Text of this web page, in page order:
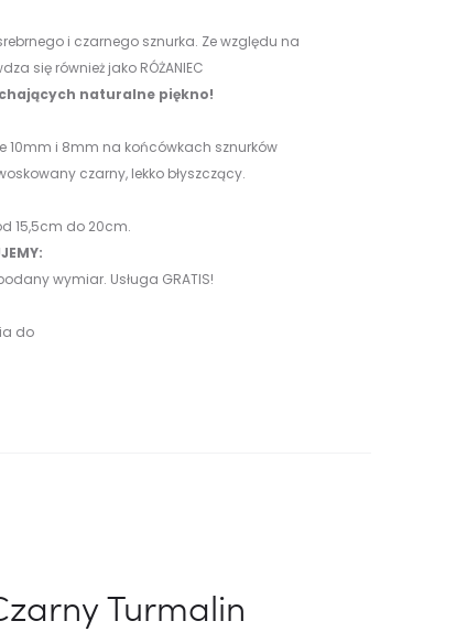
i czarnego sznurka. Ze względu na
się również jako RÓŻANIEC
naturalne piękno!
10mm i 8mm na końcówkach sznurków
czarny, lekko błyszczący.
15,5cm do 20cm.
wymiar. Usługa GRATIS!
do
Turmalin